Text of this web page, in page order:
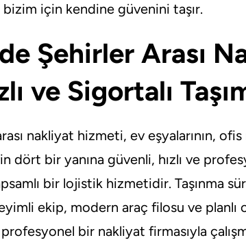
için kendine güvenini taşır.
Şehirler Arası
ve Sigortalı
nakliyat hizmeti, ev eşyalarının,
dört bir yanına güvenli, hızlı ve
bir lojistik hizmetidir. Taşınma
ekip, modern araç filosu ve planlı
bir nakliyat firmasıyla